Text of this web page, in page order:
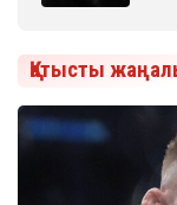
Қатысты